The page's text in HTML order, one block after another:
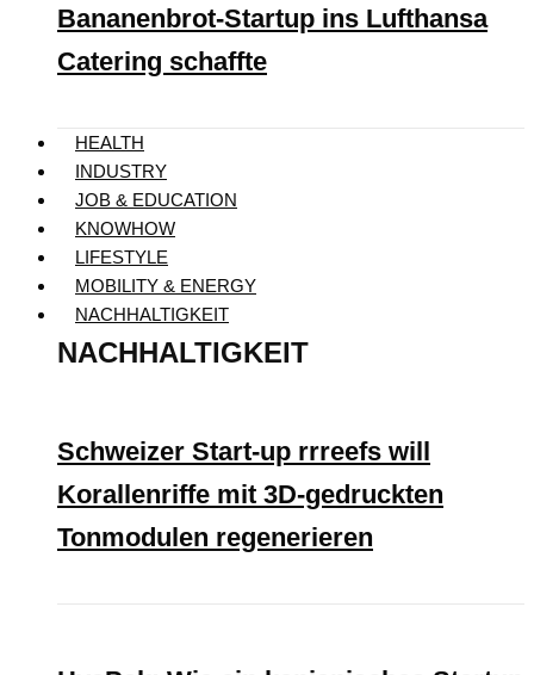
Bananenbrot-Startup ins Lufthansa
Catering schaffte
HEALTH
INDUSTRY
JOB & EDUCATION
KNOWHOW
LIFESTYLE
MOBILITY & ENERGY
NACHHALTIGKEIT
NACHHALTIGKEIT
Schweizer Start-up rrreefs will
Korallenriffe mit 3D-gedruckten
Tonmodulen regenerieren